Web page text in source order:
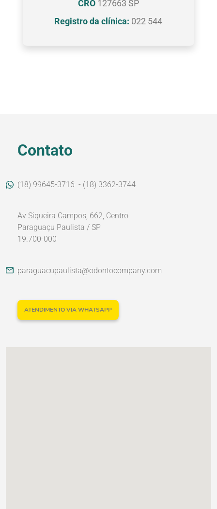
CRO127663 SP
Registro da clínica: 022 544
Contato
(18) 99645-3716 - (18) 3362-3744
Av Siqueira Campos, 662, Centro
Paraguaçu Paulista / SP
19.700-000
paraguacupaulista@odontocompany.com
ATENDIMENTO VIA WHATSAPP